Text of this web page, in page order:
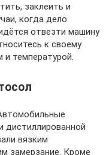
заклеить и
когда дело
отвезти машину
к своему
температурой.
дистиллированной
вязким
замерзание. Кроме